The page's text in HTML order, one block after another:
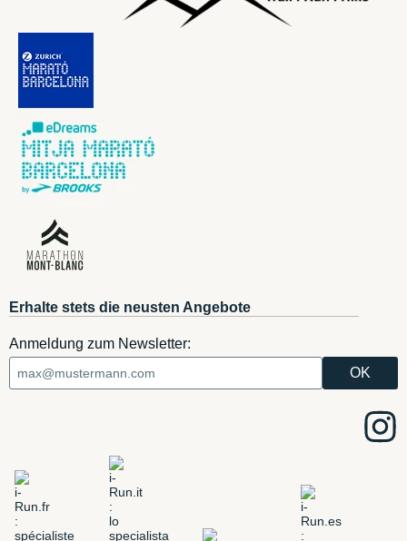
Erhalte stets die neusten Angebote
Anmeldung zum Newsletter: